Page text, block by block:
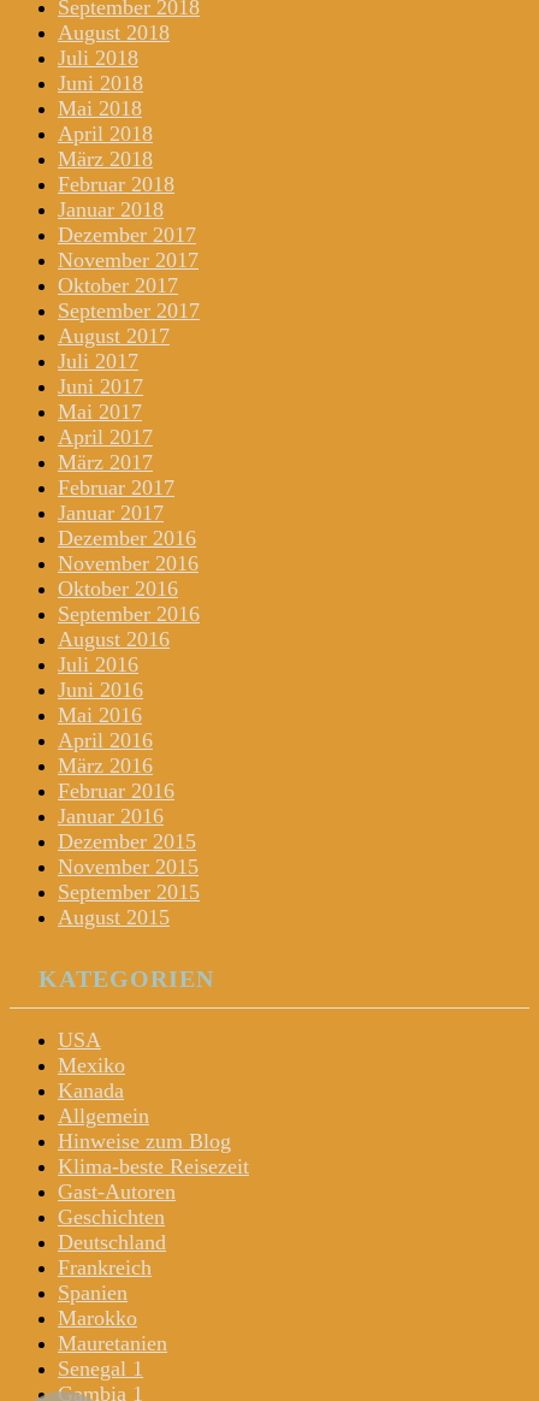
September 2018
August 2018
Juli 2018
Juni 2018
Mai 2018
April 2018
März 2018
Februar 2018
Januar 2018
Dezember 2017
November 2017
Oktober 2017
September 2017
August 2017
Juli 2017
Juni 2017
Mai 2017
April 2017
März 2017
Februar 2017
Januar 2017
Dezember 2016
November 2016
Oktober 2016
September 2016
August 2016
Juli 2016
Juni 2016
Mai 2016
April 2016
März 2016
Februar 2016
Januar 2016
Dezember 2015
November 2015
September 2015
August 2015
KATEGORIEN
USA
Mexiko
Kanada
Allgemein
Hinweise zum Blog
Klima-beste Reisezeit
Gast-Autoren
Geschichten
Deutschland
Frankreich
Spanien
Marokko
Mauretanien
Senegal 1
Gambia 1